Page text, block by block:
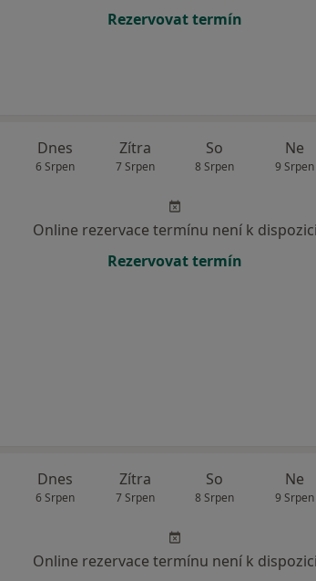
Rezervovat termín
Dnes
6 Srpen
Zítra
7 Srpen
So
8 Srpen
Ne
9 Srpen
Online rezervace termínu není k dispozici
Rezervovat termín
Dnes
6 Srpen
Zítra
7 Srpen
So
8 Srpen
Ne
9 Srpen
Online rezervace termínu není k dispozici